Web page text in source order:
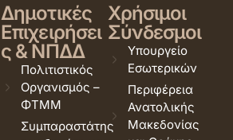
Δημοτικές
Επιχειρήσει
ς & ΝΠΔΔ
Πολιτιστικός
Οργανισμός –
ΦΤΜΜ
Συμπαραστάτης
Χρήσιμοι
Σύνδεσμοι
Υπουργείο
Εσωτερικών
Περιφέρεια
Ανατολικής
Μακεδονίας